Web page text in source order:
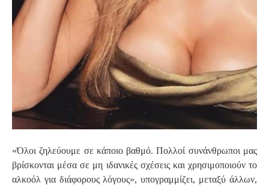
«Όλοι ζηλεύουμε σε κάποιο βαθμό. Πολλοί συνάνθρωποι μας
βρίσκονται μέσα σε μη ιδανικές σχέσεις και χρησιμοποιούν το
αλκοόλ για διάφορους λόγους», υπογραμμίζει, μεταξύ άλλων,